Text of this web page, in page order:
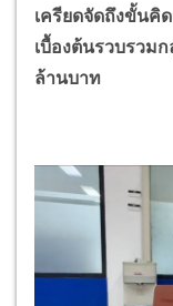
เครียดจัดถึงขั้นคิ
เบื้องต้นรวบรวม
ล้านบาท